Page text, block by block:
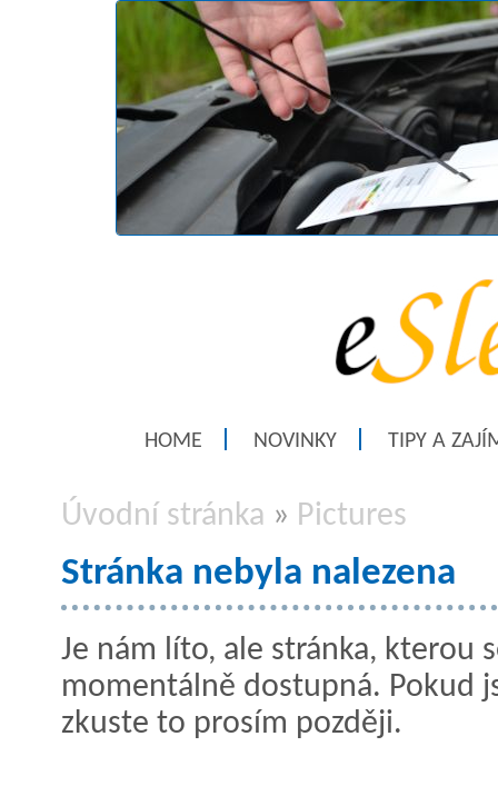
HOME NOVINKY TIPY A
Úvodní stránka » Pictures
Stránka nebyla nalezena
Je nám líto, ale stránka, kterou
momentálně dostupná. Pokud
zkuste to prosím později.